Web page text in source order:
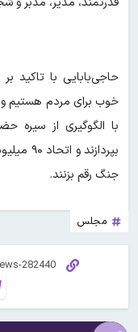
حاجی‌بابایی با تاکید
خوب برای مردم هستیم و
با الگوگیری از سیره
جنگ رقم بزنند.
مجلس